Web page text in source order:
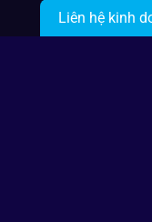
Liên hệ kinh